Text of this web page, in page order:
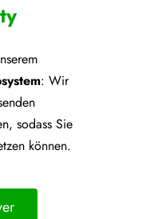
m
: Wir
sodass Sie
können.